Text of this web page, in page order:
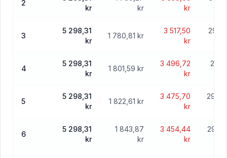
2
kr
kr
kr
3
5 298,31
kr
1 780,81 kr
3 517,50
kr
299
4
5 298,31
kr
1 801,59 kr
3 496,72
kr
297
5
5 298,31
kr
1 822,61 kr
3 475,70
kr
296
6
5 298,31
kr
1 843,87
kr
3 454,44
kr
294